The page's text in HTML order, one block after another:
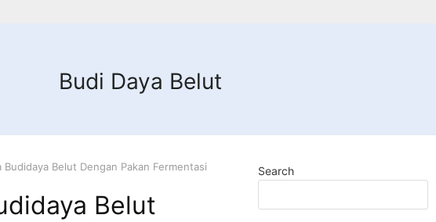
Budi Daya Belut
Budidaya Belut Dengan Pakan Fermentasi
Belut
Search